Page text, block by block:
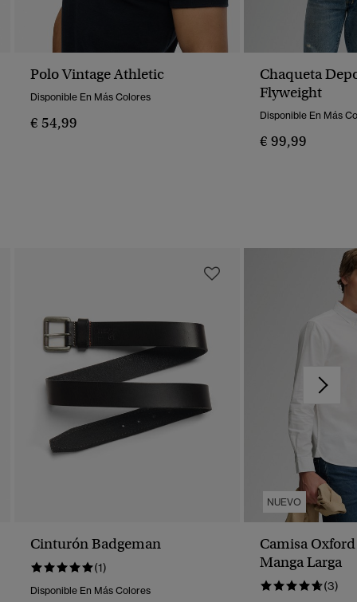
Polo Vintage Athletic
Disponible En Más Colores
€ 54,99
Chaqueta
Flyweight
Disponible En Más
€ 99,99
Cinturón Badgeman
(1)
Disponible En Más Colores
NUEVO
Camisa
Manga Larga
(3)